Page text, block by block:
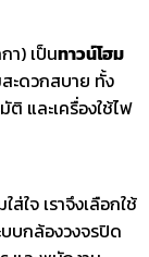
) เป็นทาวน์โฮม
ะดวกสบาย ทั้ง
และเครื่องใช้ไฟ
ส่ใจ เราจึงเลือกใช้
บกล้องวงจรปิด